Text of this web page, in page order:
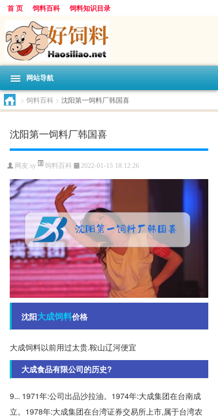
首 页 饲料百科 饲料知识目录
网站导航
> 饲料百科 > 沈阳第一饲料厂韩国喜
沈阳第一饲料厂韩国喜
网友:sy 饲料百科 2022-01-15 18:12:26
沈阳大成饲料价格
大成饲料以前用过太贵.鞍山辽河便宜
大成食品有限公司的历史?
9... 1971年:公司出品沙拉油。1974年:大成集团在台南成
立。1978年:大成集团在台湾证券交易所上市,属于台湾农